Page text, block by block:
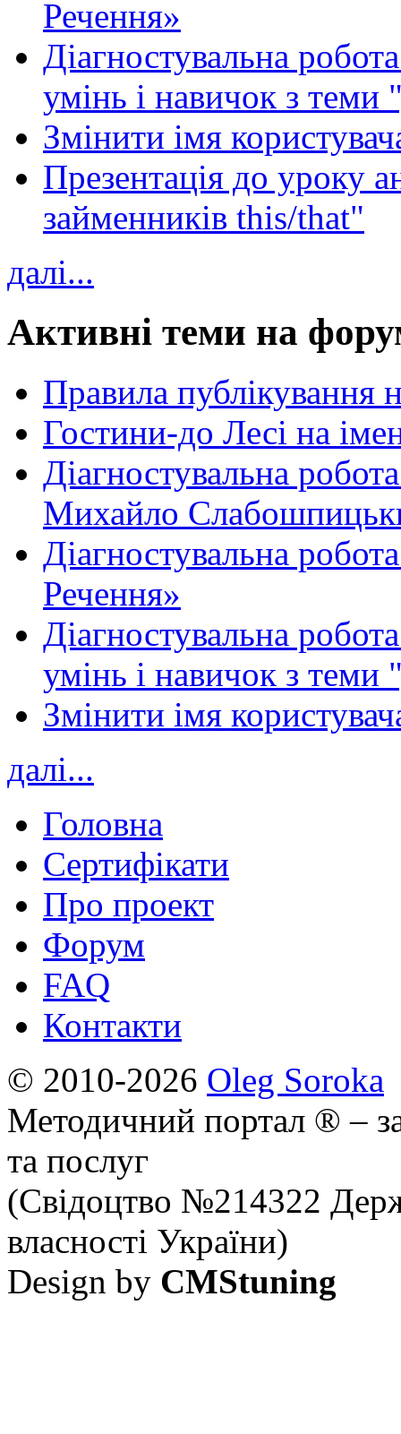
Речення»
Діагностувальна
умінь і навичок з теми
Змінити імя
Презентація до уроку
займенників this/that"
далі...
Активні теми на
Правила публікування
Гостини-до Лесі на
Діагностувальна
Михайло
Діагностувальна
Речення»
Діагностувальна
умінь і навичок з теми
Змінити імя
далі...
Головна
Сертифікати
Про проект
Форум
FAQ
Контакти
© 2010-2026 Oleg Soroka
Методичний портал ® –
та послуг
(Свідоцтво №214322
власності України)
Design by CMStuning